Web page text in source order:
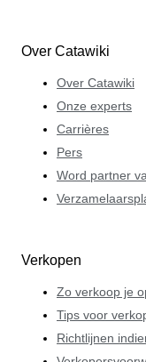
Over Catawiki
Over Catawiki
Onze experts
Carrières
Pers
Word partner
Verkopen
Zo verkoop je
Tips voor
Richtlijnen